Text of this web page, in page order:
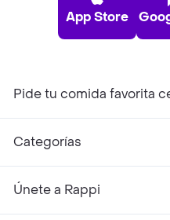
App Store
Pide tu comida favorita
Categorías
Únete a Rappi